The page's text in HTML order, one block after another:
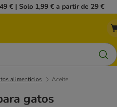
€ | Solo 1,99 € a partir de 29 €
alimenticios Aceite
gatos